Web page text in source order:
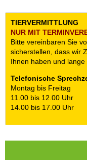
TIERVERMITTLUNG
NUR MIT
Bitte vereinbaren Sie
sicherstellen, dass wir
Ihnen haben und
Telefonische
Montag bis Freitag
11.00 bis 12.00 Uhr
14.00 bis 17.00 Uhr